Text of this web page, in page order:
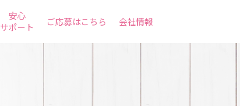
安心
サポート
ご応募はこちら 会社情報